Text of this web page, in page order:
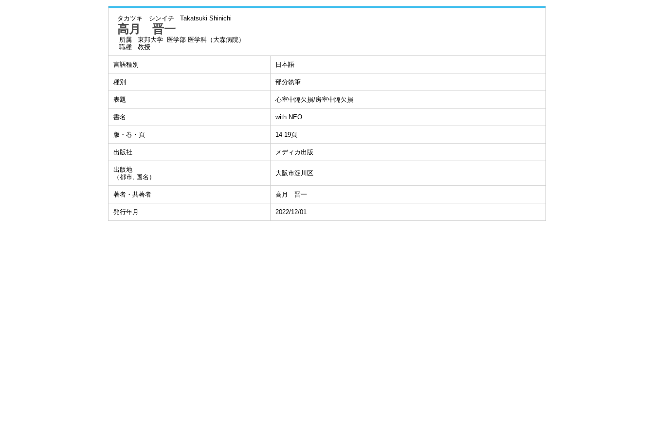
タカツキ シンイチ Takatsuki Shinichi
高月 晋一
所属
東邦大学 医学部 医学科（大森病院）
職種
教授
言語種別 日本語
種別 部分執筆
表題 心室中隔欠損/房室中隔欠損
書名 with NEO
版・巻・頁 14-19頁
出版社 メディカ出版
出版地
（都市, 国名）
大阪市淀川区
著者・共著者 高月 晋一
発行年月 2022/12/01